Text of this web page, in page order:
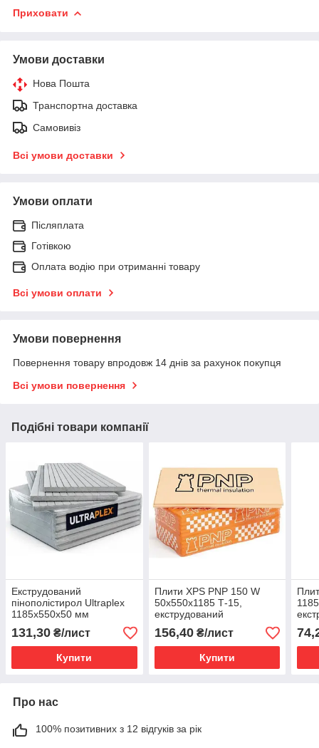
Приховати
Умови доставки
Нова Пошта
Транспортна доставка
Самовивіз
Всі умови доставки
Умови оплати
Післяплата
Готівкою
Оплата водію при отриманні товару
Всі умови оплати
Умови повернення
Повернення товару впродовж 14 днів за рахунок покупця
Всі умови повернення
Подібні товари компанії
Екструдований
пінополістирол Ultraplex
1185х550х50 мм
131,30 ₴/лист
Купити
Плити XPS PNP 150 W
50х550х1185 Т-15,
екструдований
пінополістирол.
156,40₴/лист
Купити
Про нас
100% позитивних з 12 відгуків за рік